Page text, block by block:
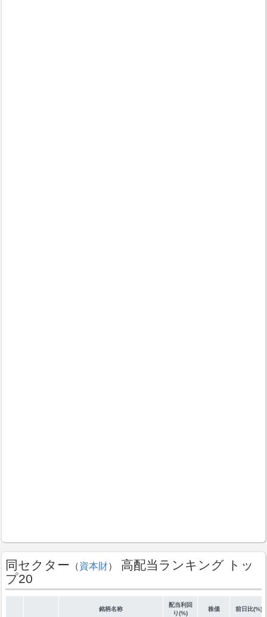
同セクター （資本財）
高配当ランキング トッ
プ20
銘柄名称
配当利回
り(%)
株価 前日比(%)